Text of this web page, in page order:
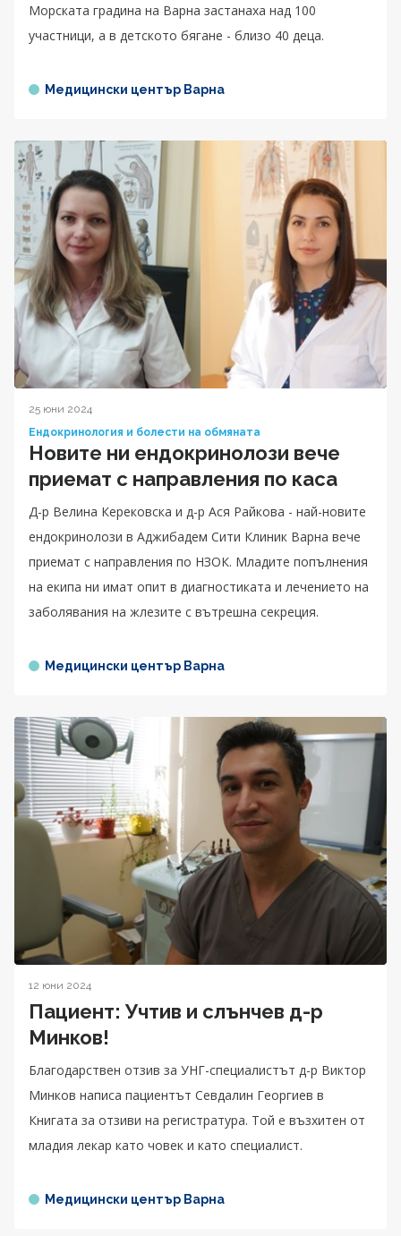
Морската градина на Варна застанаха над 100
участници, а в детското бягане - близо 40 деца.
Медицински център Варна
25 юни 2024
Ендокринология и болести на обмяната
Новите ни ендокринолози вече
приемат с направления по каса
Д-р Велина Керековска и д-р Ася Райкова - най-новите
ендокринолози в Аджибадем Сити Клиник Варна вече
приемат с направления по НЗОК. Младите попълнения
на екипа ни имат опит в диагностиката и лечението на
заболявания на жлезите с вътрешна секреция.
Медицински център Варна
12 юни 2024
Пациент: Учтив и слънчев д-р
Минков!
Благодарствен отзив за УНГ-специалистът д-р Виктор
Минков написа пациентът Севдалин Георгиев в
Книгата за отзиви на регистратура. Той е възхитен от
младия лекар като човек и като специалист.
Медицински център Варна